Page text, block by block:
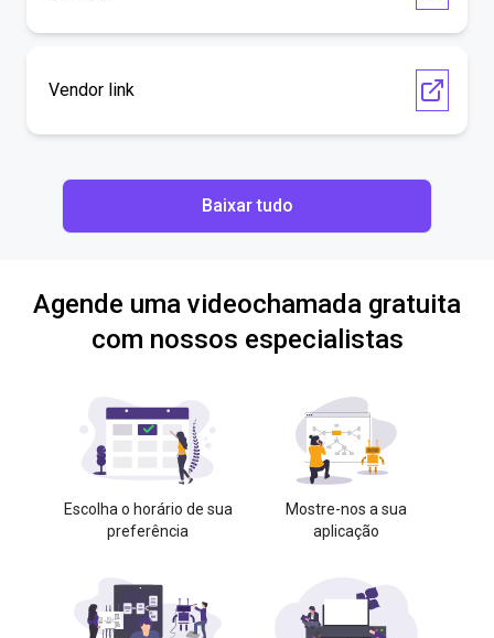
Vendor link
Baixar tudo
Agende uma videochamada gratuita
com nossos especialistas
Escolha o horário de sua
preferência
Mostre-nos a sua
aplicação